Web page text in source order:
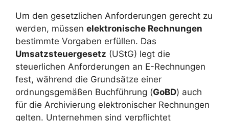
Um den gesetzlichen Anforderungen gerecht zu
werden, müssen elektronische Rechnungen
bestimmte Vorgaben erfüllen. Das
Umsatzsteuergesetz (UStG) legt die
steuerlichen Anforderungen an E-Rechnungen
fest, während die Grundsätze einer
ordnungsgemäßen Buchführung (GoBD) auch
für die Archivierung elektronischer Rechnungen
gelten. Unternehmen sind verpflichtet